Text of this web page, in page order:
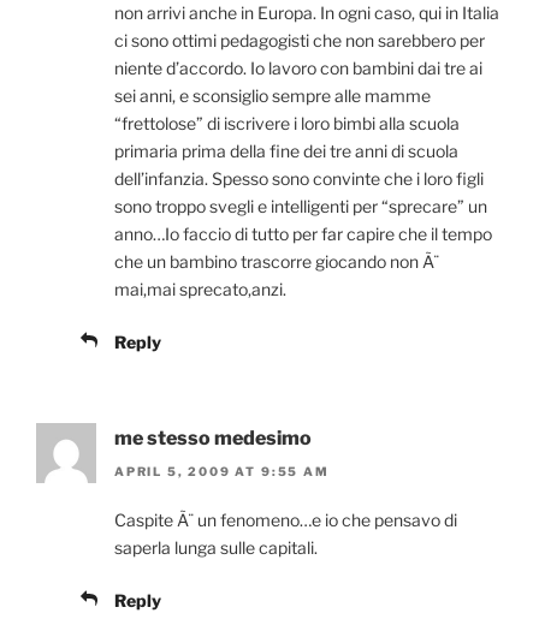
non arrivi anche in Europa. In ogni caso, qui in Italia
ci sono ottimi pedagogisti che non sarebbero per
niente d’accordo. Io lavoro con bambini dai tre ai
sei anni, e sconsiglio sempre alle mamme
“frettolose” di iscrivere i loro bimbi alla scuola
primaria prima della fine dei tre anni di scuola
dell’infanzia. Spesso sono convinte che i loro figli
sono troppo svegli e intelligenti per “sprecare” un
anno…Io faccio di tutto per far capire che il tempo
che un bambino trascorre giocando non Ã¨
mai,mai sprecato,anzi.
Reply
me stesso medesimo
APRIL 5, 2009 AT 9:55 AM
Caspite Ã¨ un fenomeno…e io che pensavo di
saperla lunga sulle capitali.
Reply